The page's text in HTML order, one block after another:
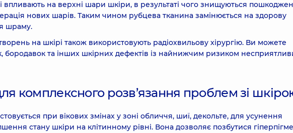
стрій
обличчя (фототерапія BBL)
області обличчя (фототерапія BBL) 8590
обличчя 19010 грн
впливають на верхні шари шкіри, в результаті чого знищуються
нових шарів. Таким чином рубцева тканина замінюється на здорову
шраму.
на шкірі також використовують радіохвильову хірургію. Ви можете
бородавок та інших шкірних дефектів із найнижчим ризиком
комплексного розв’язання проблем зі
при вікових змінах у зоні обличчя, шиї, декольте, для усунення
стану шкіри на клітинному рівні. Вона дозволяє позбутися